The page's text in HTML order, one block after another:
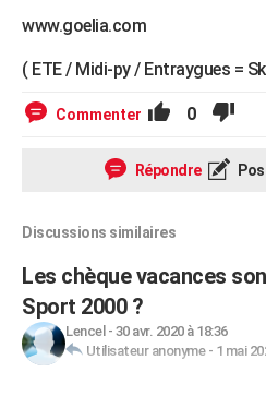
S'inscrire
Se connecter
Lycées
Collèges
Primaires
Universités
Entreprises
Service militaire
Avis de recherche
AVIS DE DÉCÈS
FORUM
Bricolage
Lifestyle
Culture
Sport
Auto
Television
Voyage
Cinema
www.goelia.com
( ETE / Midi-py / Entraygues =
Commenter 0
Répondre
Discussions similaires
Les chèque vacances
Sport 2000 ?
Lencel - 30 avr. 2020 à 18:36
Utilisateur anonyme- 1 mai